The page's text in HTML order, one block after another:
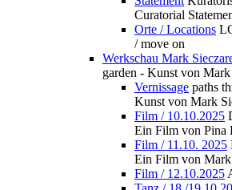
Curatorial
Orte / Locations
/ move on
Werkschau Mark
garden - Kunst von
Vernissage paths
Kunst von Mark
Film / 10.10.2025
Ein Film von Pina
Film / 11.10. 2025
Ein Film von
Film / 12.10.2025